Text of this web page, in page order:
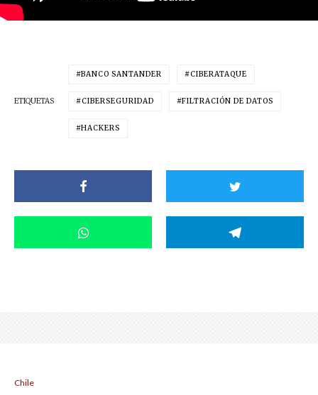
ETIQUETAS
BANCO SANTANDER CIBERATAQUE
CIBERSEGURIDAD FILTRACIÓN DE DATOS
HACKERS
Chile